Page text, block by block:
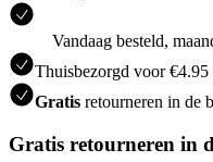
Vandaag besteld,
Thuisbezorgd voor €4.95
Gratis retourneren in de
Gratis retourneren in